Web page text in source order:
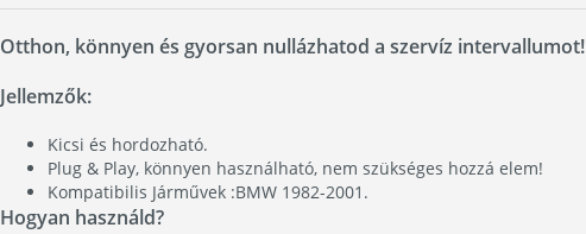
Otthon, könnyen és gyorsan nullázhatod a szervíz intervallumot!
Jellemzők:
Kicsi és hordozható.
Plug & Play, könnyen használható, nem szükséges hozzá elem!
Kompatibilis Járművek :BMW 1982-2001.
Hogyan használd?